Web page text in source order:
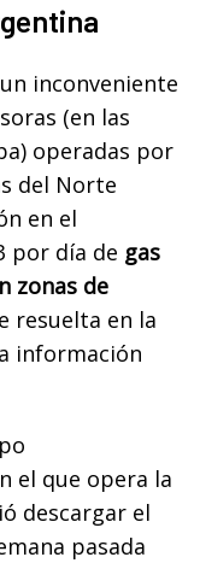
inconveniente
(en las
operadas por
del Norte
en el
por día de gas
zonas de
resuelta en la
información
el que opera la
descargar el
pasada